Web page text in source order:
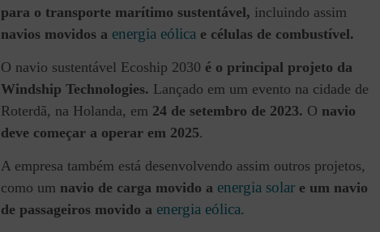
para o transporte marítimo sustentável, incluindo assim
navios movidos a energia eólica e células de combustível.
O navio sustentável Ecoship 2030 é o principal projeto da
Windship Technologies. Lançado em um evento na cidade de
Roterdã, na Holanda, em 24 de setembro de 2023. O navio
deve começar a operar em 2025.
A empresa também está desenvolvendo assim outros projetos,
como um navio de carga movido a energia solar e um navio
de passageiros movido a energia eólica.